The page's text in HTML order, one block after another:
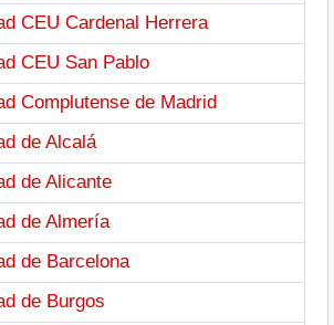
CEU Cardenal Herrera
CEU San Pablo
Complutense de Madrid
de Alcalá
de Alicante
de Almería
de Barcelona
de Burgos